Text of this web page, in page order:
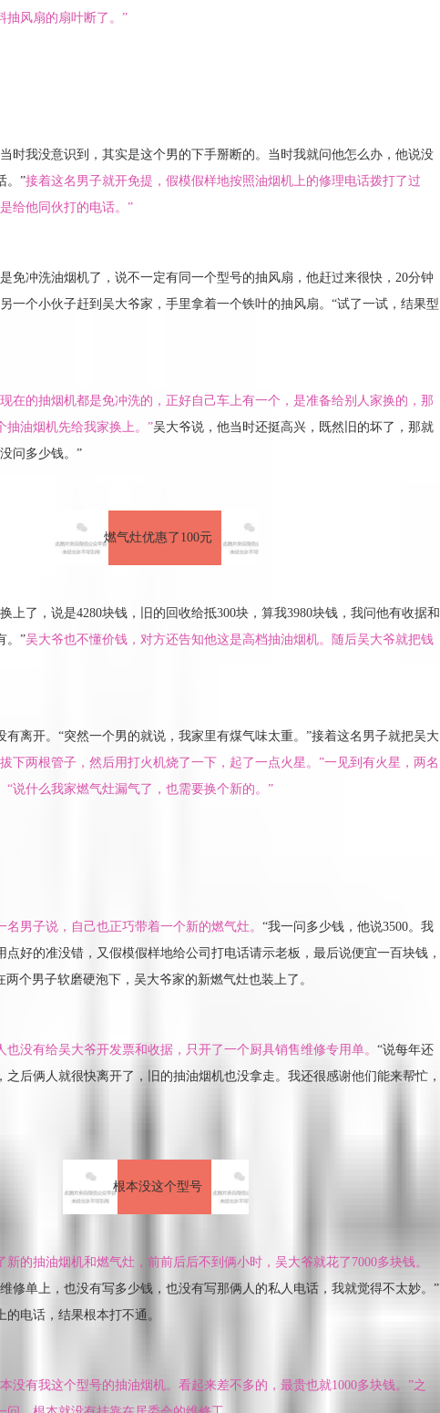
抽风扇的扇叶断了。”
时我没意识到，其实是这个男的下手掰断的。当时我就问他怎么办，他说没
。”接着这名男子就开免提，假模假样地按照油烟机上的修理电话拨打了过
给他同伙打的电话。”
免冲洗油烟机了，说不一定有同一个型号的抽风扇，他赶过来很快，20分钟
一个小伙子赶到吴大爷家，手里拿着一个铁叶的抽风扇。“试了一试，结果型
在的抽烟机都是免冲洗的，正好自己车上有一个，是准备给别人家换的，那
抽油烟机先给我家换上。”吴大爷说，他当时还挺高兴，既然旧的坏了，那就
问多少钱。”
燃气灶优惠了100元
上了，说是4280块钱，旧的回收给抵300块，算我3980块钱，我问他有收据和
。”吴大爷也不懂价钱，对方还告知他这是高档抽油烟机。随后吴大爷就把钱
有离开。“突然一个男的就说，我家里有煤气味太重。”接着这名男子就把吴大
下两根管子，然后用打火机烧了一下，起了一点火星。”一见到有火星，两名
“说什么我家燃气灶漏气了，也需要换个新的。”
名男子说，自己也正巧带着一个新的燃气灶。“我一问多少钱，他说3500。我
点好的准没错，又假模假样地给公司打电话请示老板，最后说便宜一百块钱，
两个男子软磨硬泡下，吴大爷家的新燃气灶也装上了。
也没有给吴大爷开发票和收据，只开了一个厨具销售维修专用单。“说每年还
之后俩人就很快离开了，旧的抽油烟机也没拿走。我还很感谢他们能来帮忙，
根本没这个型号
新的抽油烟机和燃气灶，前前后后不到俩小时，吴大爷就花了7000多块钱。
修单上，也没有写多少钱，也没有写那俩人的私人电话，我就觉得不太妙。”
电话，结果根本打不通。
没有我这个型号的抽油烟机。看起来差不多的，最贵也就1000多块钱。”之